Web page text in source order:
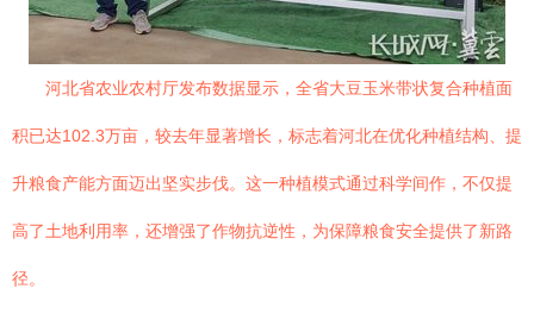
河北省农业农村厅发布数据显示，全省大豆玉米带状复合种植面
积已达102.3万亩，较去年显著增长，标志着河北在优化种植结构、提
升粮食产能方面迈出坚实步伐。这一种植模式通过科学间作，不仅提
高了土地利用率，还增强了作物抗逆性，为保障粮食安全提供了新路
径。